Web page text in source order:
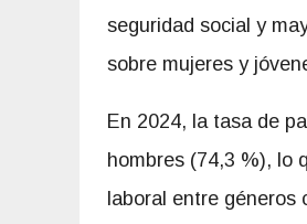
seguridad social y
sobre mujeres y
En 2024, la tasa de
hombres (74,3 %), lo
laboral entre